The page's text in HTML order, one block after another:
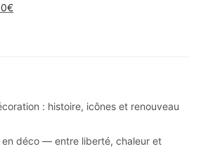
€
: histoire, icônes et renouveau
en déco — entre liberté, chaleur et